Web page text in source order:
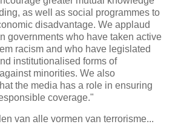
as well as social programmes to
disadvantage. We applaud
governments who have taken active
racism and who have legislated
institutionalised forms of
minorities. We also
the media has a role in ensuring
coverage."
van alle vormen van terrorisme...